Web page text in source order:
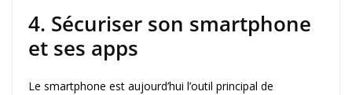
4. Sécuriser son smartphone
et ses apps
Le smartphone est aujourd’hui l’outil principal de